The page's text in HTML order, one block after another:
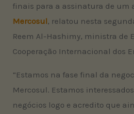
finais para a assinatura de um
Mercosul, relatou nesta
Reem Al-Hashimy, ministra de
Cooperação Internacional dos
“Estamos na fase final da
Mercosul. Estamos
negócios logo e acredito que